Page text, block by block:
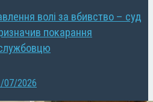
волі за вбивство – суд
покарання
07/2026